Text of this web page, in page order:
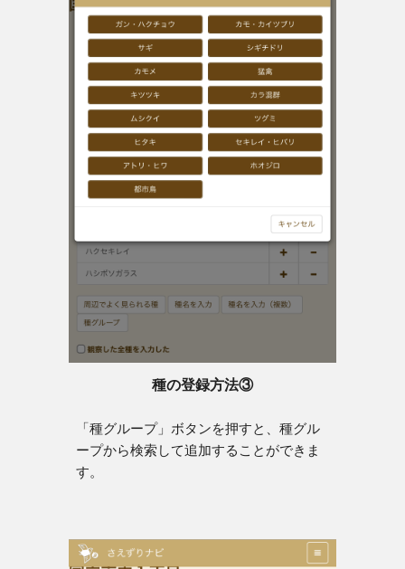
種の登録方法③
「種グループ」ボタンを押すと、種グル
ープから検索して追加することができま
す。